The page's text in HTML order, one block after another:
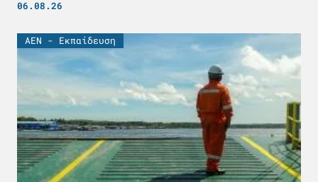
06.08.26
ΑΕΝ - Εκπαίδευση